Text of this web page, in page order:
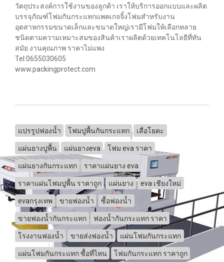
วัตถุประสงค์การใช้งานของลูกค้า เราให้บริการออกแบบและผลิต
บรรจุภัณฑ์โฟมกันกระแทกแพคเกจจิ้งโฟมสำหรับงาน
อุตสาหกรรมขนาดเล็กและขนาดใหญ่เรามีโฟมให้เลือกหลาย
ชนิดตามความเหมาะสมของสินค้าเราผลิตด้วยเทคโนโลยีที่ทัน
สมัย งานคุณภาพ ราคาไม่แพง
Tel:0655030605
www.packingprotect.com
แปรรูปฟองน้ำ โฟมปูพื้นกันกระแทก เสื่อโยคะ
แผ่นยางปูพื้น แผ่นยางeva โฟม eva ราคา
แผ่นยางกันกระแทก ราคาแผ่นยาง eva
ราคาแผ่นโฟมปูพื้น ราคาถูก แผ่นยาง eva เชียงใหม่
evaกรุงเทพ ขายฟองน้ำ ซื้อฟองน้ำ
ขายฟองน้ำกันกระแทก ฟองน้ำกันกระแทก ราคา
โรงงานฟองน้ำ ขายส่งฟองน้ำ แผ่นโฟมกันกระแทก
แผ่นโฟมกันกระแทก ซื้อที่ไหน โฟมกันกระแทก ราคาถูก